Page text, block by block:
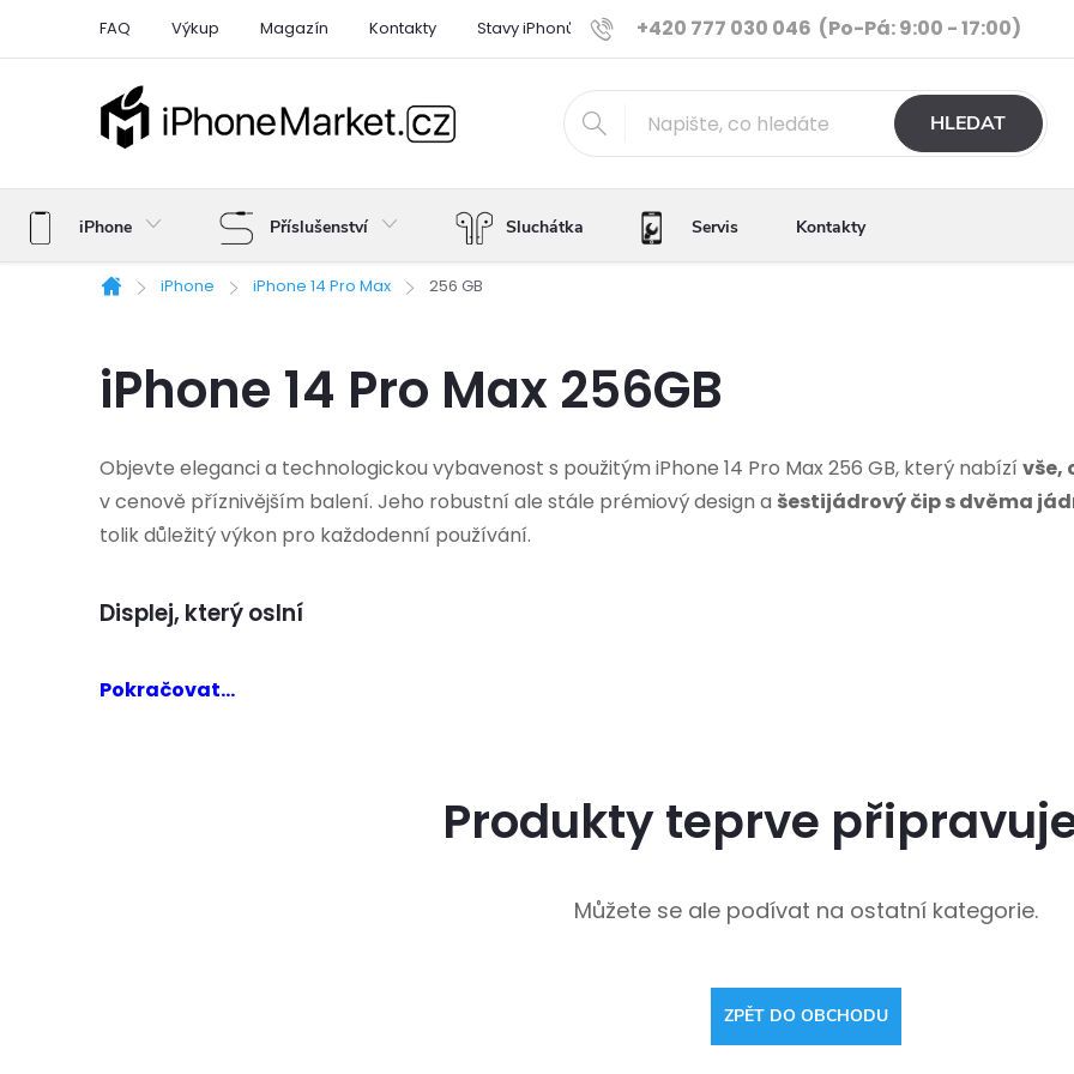
+420 777 030 046 (Po-Pá: 9:00 - 17:00)
FAQ Výkup Magazín Kontakty Stavy iPhonů Ověřené iPhony Výhody e-shopu Porovnání
HLEDAT
iPhone Příslušenství Sluchátka Servis Kontakty
Domů
iPhone iPhone 14 Pro Max 256 GB
iPhone 14 Pro Max 256GB
Objevte eleganci a technologickou vybavenost s použitým iPhone 14 Pro Max 256 GB, který nabízí vše,
v cenově příznivějším balení. Jeho robustní ale stále prémiový design a šestijádrový čip s dvěma
tolik důležitý výkon pro každodenní používání.
Displej, který oslní
Pokračovat...
Produkty teprve
Můžete se ale podívat na ostatní kategorie.
ZPĚT DO OBCHODU